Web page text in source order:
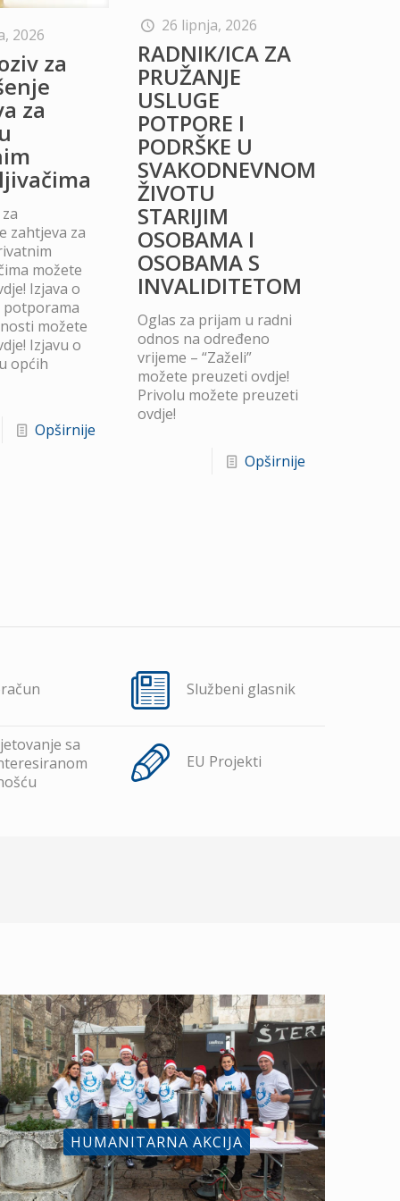
2026
za
za
zahtjeva za
možete
Izjava o
možete
Izjavu o
općih
Opširnije
26 lipnja, 2026
RADNIK/ICA ZA
PRUŽANJE
USLUGE
POTPORE I
PODRŠKE U
SVAKODNEVNOM
ŽIVOTU
STARIJIM
OSOBAMA I
OSOBAMA S
INVALIDITETOM
Oglas za prijam u radni
odnos na određeno
vrijeme – “Zaželi”
možete preuzeti ovdje!
Privolu možete preuzeti
ovdje!
Opširnije
Službeni glasnik
sa
EU Projekti
HUMANITARNA AKCIJA